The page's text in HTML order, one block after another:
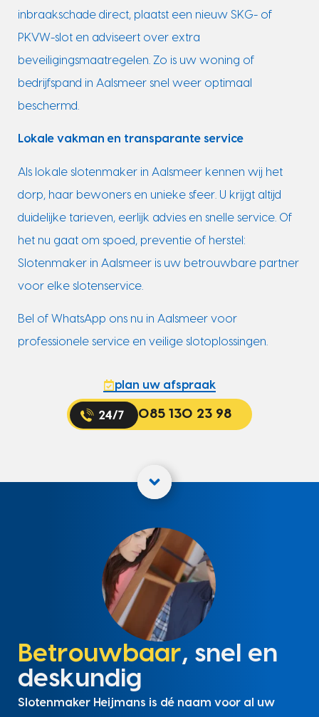
inbraakschade direct, plaatst een nieuw SKG- of
PKVW-slot en adviseert over extra
beveiligingsmaatregelen. Zo is uw woning of
bedrijfspand in Aalsmeer snel weer optimaal
beschermd.
Lokale vakman en transparante service
Als lokale slotenmaker in Aalsmeer kennen wij het
dorp, haar bewoners en unieke sfeer. U krijgt altijd
duidelijke tarieven, eerlijk advies en snelle service. Of
het nu gaat om spoed, preventie of herstel:
Slotenmaker in Aalsmeer is uw betrouwbare partner
voor elke slotenservice.
Bel of WhatsApp ons nu in Aalsmeer voor
professionele service en veilige slotoplossingen.
plan uw afspraak
085 130 23 98
Betrouwbaar, snel en
deskundig
Slotenmaker Heijmans is dé naam voor al uw